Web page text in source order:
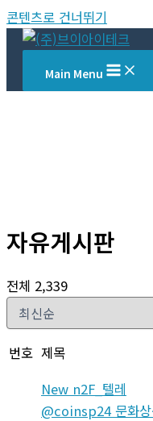
콘텐츠로 건너뛰기
Main Menu
자유게시판
전체 2,339
번호 제목
New n2F_텔레
@coinsp24 문화상